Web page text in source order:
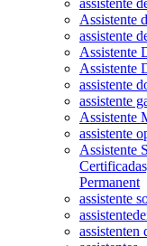
Assistente
assistente
Assistente
Assistente
assistente
assistente
Assistente
assistente
Assistente
Permanent
assistente
assistenten